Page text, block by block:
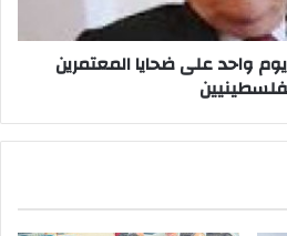
واحد على ضحايا المعتمرين